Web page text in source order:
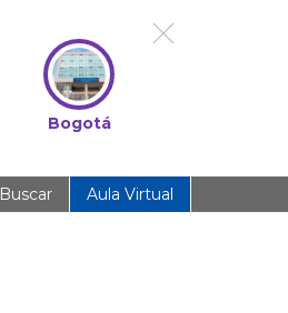
Bogotá
Buscar Aula Virtual